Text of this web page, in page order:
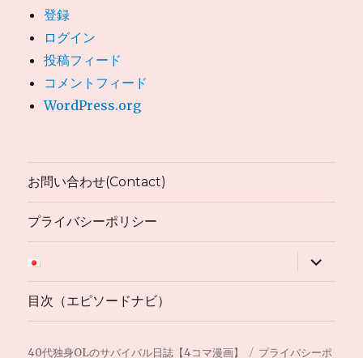
登録
ログイン
投稿フィード
コメントフィード
WordPress.org
お問い合わせ(Contact)
プライバシーポリシー
サ
ブ
メ
ー
展
目次（エピソードナビ）
40代独身OLのサバイバル日誌【4コマ漫画】 プライバシーポ